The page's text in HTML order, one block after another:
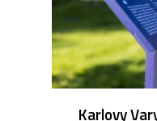
Karlovy